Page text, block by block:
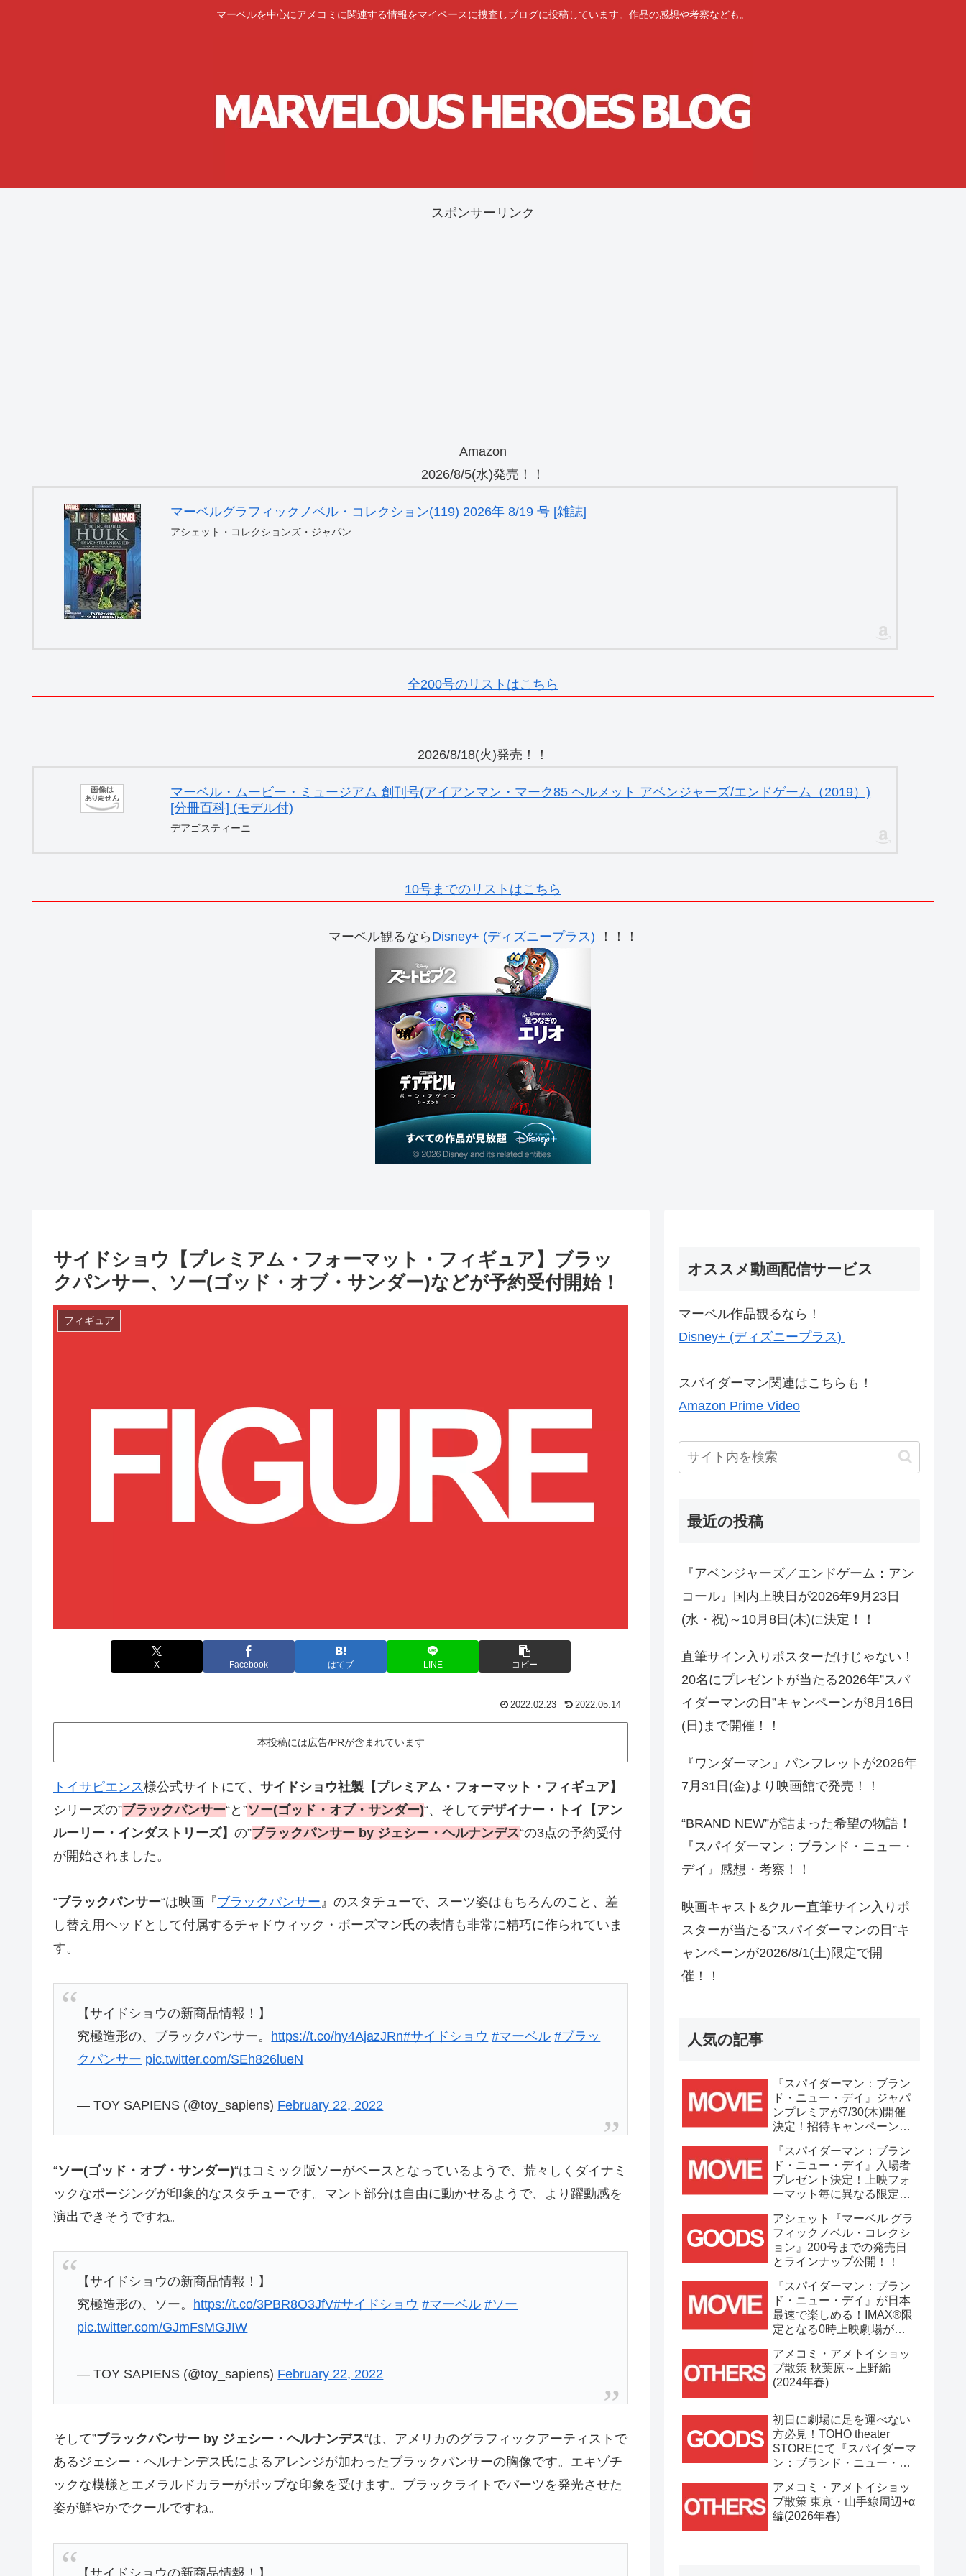
マーベルを中心にアメコミに関連する情報をマイペースに捜査しブログに投稿しています。作品の感想や考察なども。
スポンサーリンク
Amazon
2026/8/5(水)発売！！
マーベルグラフィックノベル・コレクション(119) 2026年 8/19 号 [雑誌]
アシェット・コレクションズ・ジャパン
全200号のリストはこちら
2026/8/18(火)発売！！
マーベル・ムービー・ミュージアム 創刊号(アイアンマン・マーク85 ヘルメット アベンジャーズ/エンドゲーム（2019）)
[分冊百科] (モデル付)
デアゴスティーニ
10号までのリストはこちら
マーベル観るなら Disney+ (ディズニープラス) ！！！
サイドショウ【プレミアム・フォーマット・フィギュア】ブラッ
クパンサー、ソー(ゴッド・オブ・サンダー)などが予約受付開始！
フィギュア
X Facebook はてブ LINE コピー
2022.02.23 2022.05.14
本投稿には広告/PRが含まれています
トイサピエンス様公式サイトにて、 サイドショウ社製【プレミアム・フォーマット・フィギュア】
シリーズの”ブラックパンサー“と”ソー(ゴッド・オブ・サンダー)“、そしてデザイナー・トイ【アン
ルーリー・インダストリーズ】 の”ブラックパンサー by ジェシー・ヘルナンデス“の3点の予約受付
が開始されました。
“ブラックパンサー“は映画『ブラックパンサー』のスタチューで、スーツ姿はもちろんのこと、差
し替え用ヘッドとして付属するチャドウィック・ボーズマン氏の表情も非常に精巧に作られていま
す。
【サイドショウの新商品情報！】
究極造形の、ブラックパンサー。 https://t.co/hy4AjazJRn#サイドショウ #マーベル #ブラッ
クパンサー pic.twitter.com/SEh826lueN
— TOY SAPIENS (@toy_sapiens) February 22, 2022
“ソー(ゴッド・オブ・サンダー)“はコミック版ソーがベースとなっているようで、荒々しくダイナミ
ックなポージングが印象的なスタチューです。マント部分は自由に動かせるようで、より躍動感を
演出できそうですね。
【サイドショウの新商品情報！】
究極造形の、ソー。 https://t.co/3PBR8O3JfV#サイドショウ #マーベル #ソー
pic.twitter.com/GJmFsMGJIW
— TOY SAPIENS (@toy_sapiens) February 22, 2022
そして”ブラックパンサー by ジェシー・ヘルナンデス“は、アメリカのグラフィックアーティストで
あるジェシー・ヘルナンデス氏によるアレンジが加わったブラックパンサーの胸像です。エキゾチ
ックな模様とエメラルドカラーがポップな印象を受けます。ブラックライトでパーツを発光させた
姿が鮮やかでクールですね。
【サイドショウの新商品情報！】
オススメ動画配信サービス
マーベル作品観るなら！
Disney+ (ディズニープラス)
スパイダーマン関連はこちらも！
Amazon Prime Video
最近の投稿
『アベンジャーズ／エンドゲーム：アン
コール』国内上映日が2026年9月23日
(水・祝)～10月8日(木)に決定！！
直筆サイン入りポスターだけじゃない！
20名にプレゼントが当たる2026年”スパ
イダーマンの日”キャンペーンが8月16日
(日)まで開催！！
『ワンダーマン』パンフレットが2026年
7月31日(金)より映画館で発売！！
“BRAND NEW”が詰まった希望の物語！
『スパイダーマン：ブランド・ニュー・
デイ』感想・考察！！
映画キャスト&クルー直筆サイン入りポ
スターが当たる”スパイダーマンの日”キ
ャンペーンが2026/8/1(土)限定で開
催！！
人気の記事
『スパイダーマン：ブラン
ド・ニュー・デイ』ジャパ
ンプレミアが7/30(木)開催
決定！招待キャンペーンは
中！！
『スパイダーマン：ブラン
ド・ニュー・デイ』入場者
プレゼント決定！上映フォ
ーマット毎に異なる限定ビ
える！！
アシェット『マーベル グラ
フィックノベル・コレクシ
ョン』200号までの発売日
とラインナップ公開！！
『スパイダーマン：ブラン
ド・ニュー・デイ』が日本
最速で楽しめる！IMAX®限
定となる0時上映劇場が決
アメコミ・アメトイショッ
プ散策 秋葉原～上野編
(2024年春)
初日に劇場に足を運べない
方必見！TOHO theater
STOREにて『スパイダーマ
ン：ブランド・ニュー・デ
7/31(金)11時より開始！！
アメコミ・アメトイショッ
プ散策 東京・山手線周辺+α
編(2026年春)